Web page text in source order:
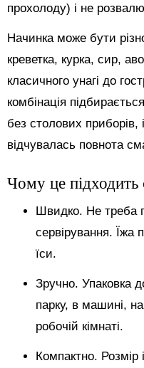
прохолоду) і не
Начинка може бути
креветка, курка, сир,
класичного унагі до
комбінація
без столових приборів,
відчувалась повнота
Чому це підходить
Швидко. Не треба
сервірування. Їжа
їси.
Зручно. Упаковка
парку, в машині,
робочій кімнаті.
Компактно. Розмір